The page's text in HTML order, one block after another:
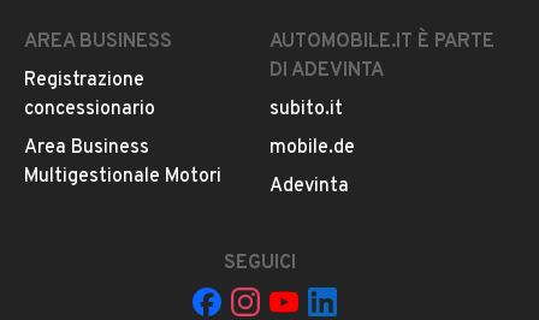
Chilometraggio garantito e certificato
Il passaggio di proprietà NON E INCLUSO!
vettura.Si declina ogni responsabilità per eventuali
involontarie incongruenze, che non rappresentano un
LEGGI TUTTO
INFORMAZIONI VEICOLO
AREA BUSINESS
Registrazione
concessionario
Area Business
Multigestionale Motori
AUTOMOBILE.IT È PARTE
DI ADEVINTA
subito.it
mobile.de
Adevinta
SEGUICI